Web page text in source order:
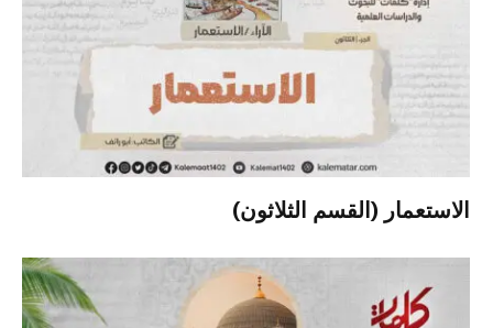
الاستعمار (القسم الثلاثون)